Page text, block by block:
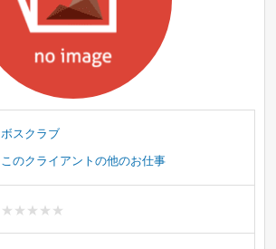
ボスクラブ
このクライアントの他のお仕事